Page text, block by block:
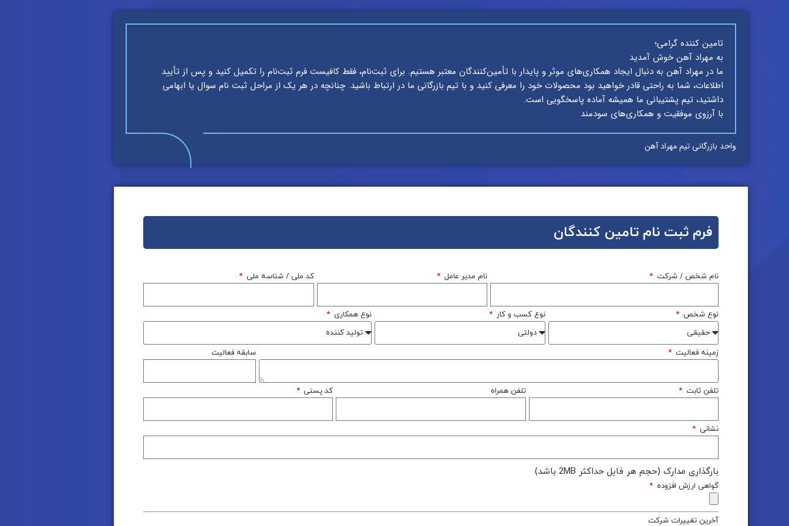
تامین کننده گرامی؛
به مهراد آهن خوش آمدید
ما در مهراد آهن به دنبال ایجاد همکاری‌های موثر و پایدار با تأمین‌کنندگان معتبر هستیم. برای ثبت‌نام، فقط کافیست فرم ثبت‌نام را تکمیل کنید و پس از تأیید
اطلاعات، شما به راحتی قادر خواهید بود محصولات خود را معرفی کنید و با تیم بازرگانی ما در ارتباط باشید. چنانچه در هر یک از مراحل ثبت نام سوال یا ابهامی
داشتید، تیم پشتیبانی ما همیشه آماده پاسخگویی است.
با آرزوی موفقیت و همکاری‌های سودمند
واحد بازرگانی تیم مهراد آهن
فرم ثبت نام تامین کنندگان
نام شخص / شرکت نام مدیر عامل کد ملی / شناسه ملی
نوع شخص نوع کسب و کار نوع همکاری
زمینه فعالیت سابقه فعالیت
تلفن ثابت تلفن همراه کد پستی
نشانی
بارگذاری مدارک (حجم هر فایل حداکثر 2MB باشد)
گواهی ارزش افزوده
آخرین تغییرات شرکت